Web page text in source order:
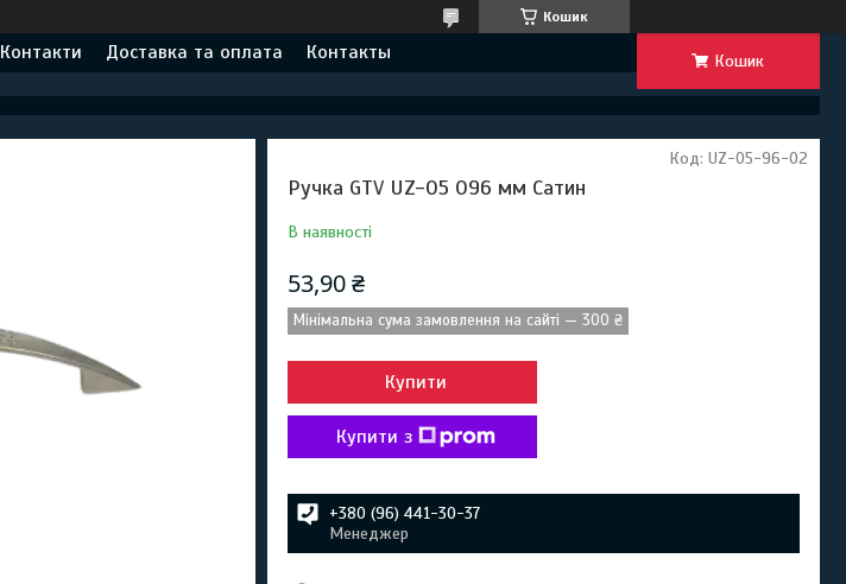
Кошик
Контакти Доставка та оплата Контакты Кошик
Ручка GTV UZ-05 096 мм Сатин
В наявності
Код: UZ-05-96-02
53,90 ₴
Мінімальна сума замовлення на сайті — 300 ₴
Купити
Купити з
+380 (96) 441-30-37
Менеджер